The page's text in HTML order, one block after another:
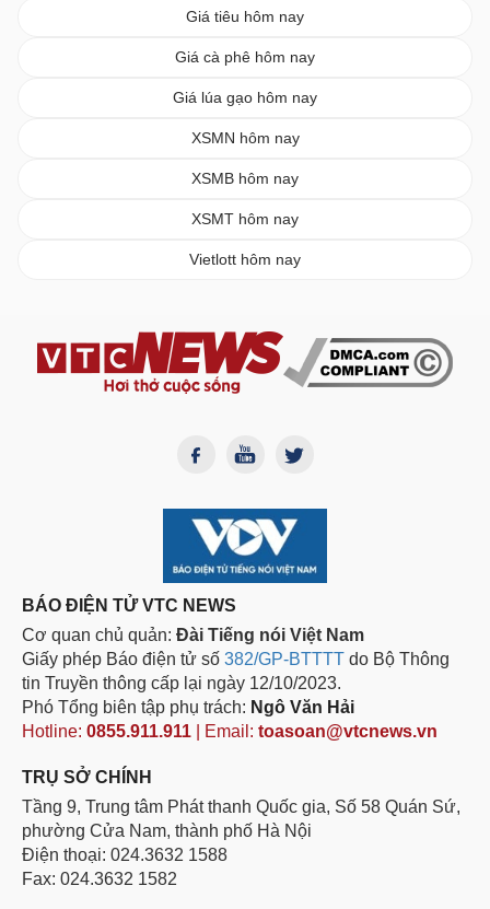
Giá tiêu hôm nay
Giá cà phê hôm nay
Giá lúa gạo hôm nay
XSMN hôm nay
XSMB hôm nay
XSMT hôm nay
Vietlott hôm nay
BÁO ĐIỆN TỬ VTC NEWS
Cơ quan chủ quản: Đài Tiếng nói Việt Nam
Giấy phép Báo điện tử số 382/GP-BTTTT do Bộ Thông
tin Truyền thông cấp lại ngày 12/10/2023.
Phó Tổng biên tập phụ trách: Ngô Văn Hải
Hotline: 0855.911.911 | Email: toasoan@vtcnews.vn
TRỤ SỞ CHÍNH
Tầng 9, Trung tâm Phát thanh Quốc gia, Số 58 Quán Sứ,
phường Cửa Nam, thành phố Hà Nội
Điện thoại: 024.3632 1588
Fax: 024.3632 1582